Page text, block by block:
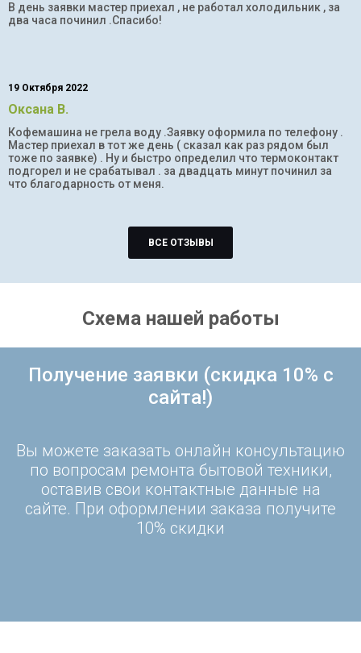
В день заявки мастер приехал , не работал холодильник , за
два часа починил .Спасибо!
19 Октября 2022
Оксана В.
Кофемашина не грела воду .Заявку оформила по телефону .
Мастер приехал в тот же день ( сказал как раз рядом был
тоже по заявке) . Ну и быстро определил что термоконтакт
подгорел и не срабатывал . за двадцать минут починил за
что благодарность от меня.
ВСЕ ОТЗЫВЫ
Схема нашей работы
Получение заявки (скидка 10% с
сайта!)
Вы можете заказать онлайн консультацию
по вопросам ремонта бытовой техники,
оставив свои контактные данные на
сайте. При оформлении заказа получите
10% скидки